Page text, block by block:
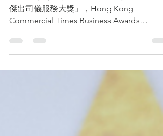
La Voix 很榮幸獲香港商業時報頒發「年度最
Commercial Times Business Awards
2023（HKCT企業大獎）根據企業成就、市
競爭、品牌理念及專業地位此等準則評選得
者，旨於表揚各企業在過去一年的努力...